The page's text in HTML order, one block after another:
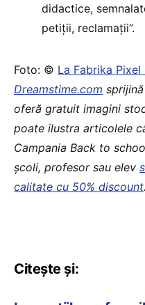
didactice,
petiții, reclamații”.
Foto: © La Fabrika
Dreamstime.com
oferă gratuit imagini
poate ilustra articolele
Campania Back to
școli, profesor sau elev
calitate cu 50% discount.
Citește și: